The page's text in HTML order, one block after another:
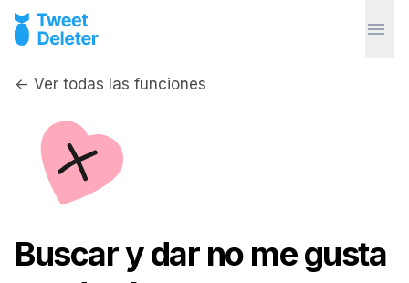
← Ver todas las funciones
Buscar y dar no me gusta